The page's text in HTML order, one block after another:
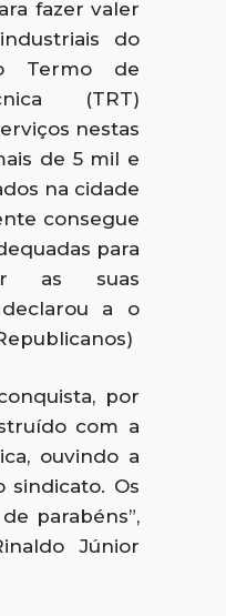
fazer valer
do
Termo de
(TRT)
nestas
de 5 mil e
na cidade
consegue
para
as suas
declarou a o
por
com a
ouvindo a
sindicato. Os
parabéns”,
Júnior